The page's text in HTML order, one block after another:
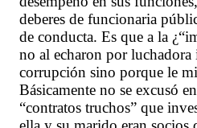
deberes de funcionaria
de conducta. Es que a la
no al echaron por luchadora
corrupción sino porque le
Básicamente no se excusó
“contratos truchos” que